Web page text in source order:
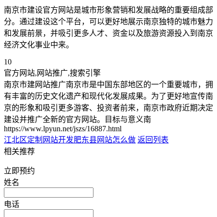
南京市建设官方网站是城市形象营销和发展战略的重要组成部
分。通过建设这个平台，可以更好地展示南京独特的城市魅力
和发展前景，并吸引更多人才、资金以及旅游资源投入到南京
经济文化事业中来。
10
官方网站,网站推广,搜索引擎
南京市建网站推广南京市是中国东部地区的一个重要城市，拥
有丰富的历史文化遗产和现代化发展成果。为了更好地宣传南
京的形象和吸引更多游客、投资者前来，南京市政府近期决定
建设并推广全新的官方网站。目标与意义南
https://www.lpyun.net/jszs/16887.html
江北区定制网站开发肥东县网站怎么做 返回列表
相关推荐
立即预约
姓名
电话